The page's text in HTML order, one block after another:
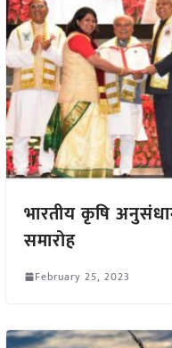
भारतीय कृषि
समारोह
February 25, 2023